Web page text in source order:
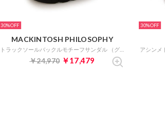
30%
MACKINTOSH PHILOSOPHY
￥24,970 ￥17,479
30%